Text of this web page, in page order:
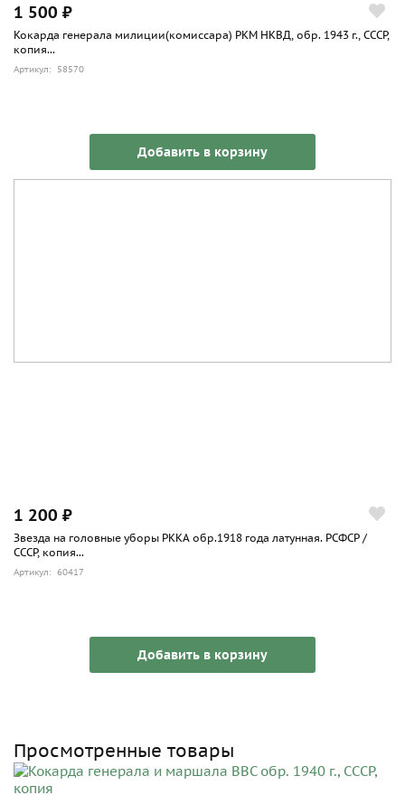
1 500 ₽
Кокарда генерала милиции(комиссара) РКМ НКВД, обр. 1943 г., СССР,
копия...
Артикул: 58570
Добавить в корзину
1 200 ₽
Звезда на головные уборы РККА обр.1918 года латунная. РСФСР /
СССР, копия...
Артикул: 60417
Добавить в корзину
Просмотренные товары